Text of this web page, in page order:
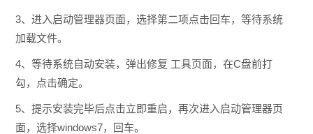
3、进入启动管理器页面，选择第二项点击回车，等待系统
加载文件。
4、等待系统自动安装，弹出修复 工具页面，在C盘前打
勾，点击确定。
5、提示安装完毕后点击立即重启，再次进入启动管理器页
面，选择windows7，回车。